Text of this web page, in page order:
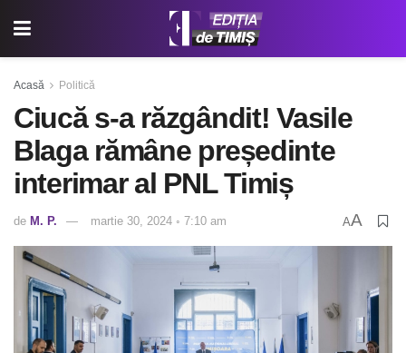
Acasă Politică
Ciucă s-a răzgândit! Vasile
Blaga rămâne președinte
interimar al PNL Timiș
de M. P. martie 30, 2024 ◦ 7:10 am AA